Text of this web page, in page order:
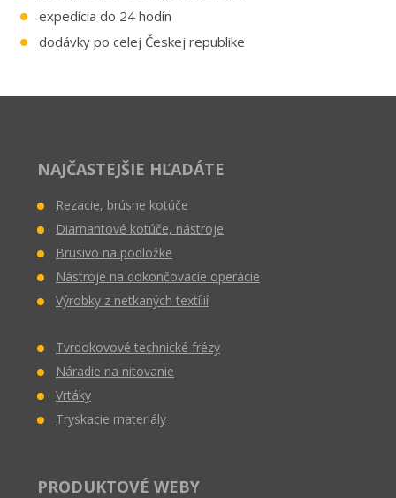
expedícia do 24 hodín
dodávky po celej Českej republike
NAJČASTEJŠIE HĽADÁTE
Rezacie, brúsne kotúče
Diamantové kotúče, nástroje
Brusivo na podložke
Nástroje na dokončovacie operácie
Výrobky z netkaných textílií
Tvrdokovové technické frézy
Náradie na nitovanie
Vrtáky
Tryskacie materiály
PRODUKTOVÉ WEBY